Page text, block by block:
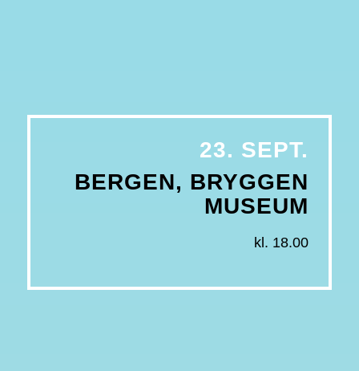
23. SEPT.
BERGEN, BRYGGEN
MUSEUM
kl. 18.00